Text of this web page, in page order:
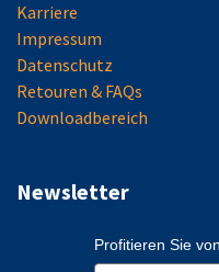
Karriere
Impressum
Datenschutz
Retouren & FAQs
Downloadbereich
Newsletter
Profitieren Sie